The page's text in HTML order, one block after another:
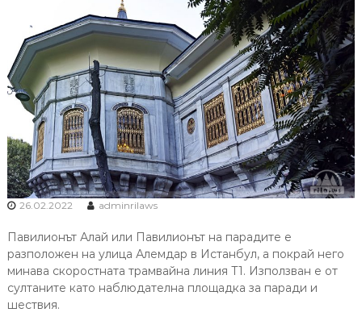
26.02.2022 adminrilaws
Павилионът Алай или Павилионът на парадите е
разположен на улица Алемдар в Истанбул, а покрай него
минава скоростната трамвайна линия Т1. Използван е от
султаните като наблюдателна площадка за паради и
шествия.